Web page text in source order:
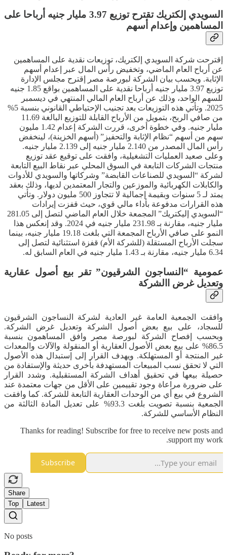
السويدي إلكتريك تقترح توزيع 3.97 مليار جنيه أرباحا على
المساهمين وإعدام أسهم
إقترحت شركة السويدي إلكتريك، توزيعات نقدية على المساهمين
عن أرباح العام الماضي، وتخفيض رأس المال عبر إعدام أسهم
الإثابة. وبحسب بيان الشركة لبورصة مصر إقترح مجلس الإدارة
توزيع 3.97 مليار جنيه أرباحا نقدية على المساهمين بواقع 1.85 جنيه
للسهم الواحد، وذلك عن أرباح العام المالي المنتهي في ديسمبر
2025. وتأتي هذه التوزيعات بعد تجنيب الإحتياطي القانوني بنسبة 5%
من صافي الربح، بتمويل من الأرباح القابلة للتوزيع البالغة 11.69
مليار جنيه. وفي خطوة أخرى، قررت الشركة إعدام 1.42 مليون
سهم من أسهم “نظام الإثابة والتحفيز” (أسهم الخزينة)، لينخفض
رأس المال المصدر من 2.140 مليار جنيه إلى 2.139 مليار جنيه.
وعلى صعيد العمليات التشغيلية، وافقت على توقيع عقد توزيع
منتجات الشركات التابعة في السوق المحلي عبر نقاط البيع التابعة
لشركة “السويدي للصناعات القابضة” وشركاتها والسويدي للأدوات
والكابلات الكهربائية والموزعين والتجار المعتمدين لديها، وذلك بعقد
يمتد لـ 5 سنوات وبقيمة إجمالية لا تتجاوز 500 مليون دولار. وتأتي
هذه القرارات مدفوعة بأداء مالي قوي، حيث قفزت إيرادات
“السويدي إليكتريك” المجمعة خلال العام الماضي لتصل إلى 281.05
مليار جنيه، مقارنة بـ 231.98 مليار جنيه في 2024. وقد إنعكس هذا
النمو على صافي الأرباح المجمعة التي بلغت 19.18 مليار جنيه، بينما
سجلت الأرباح المستقلة (للشركة الأم) قفزة استثنائية لتصل إلى
6.34 مليار جنيه، مقارنة بـ 1.43 مليار جنيه في العام السابق له.
عمومية “النساجون الشرقيون” تقر بيع أصول عقارية
وتعديل غرض االشركة
وافقت الجمعية العامة غير العادية لشركة النساجون الشرقيون
للسجاد، على بيع بعض أصول الشركة وتعديل غرض الشركة.
وبحسب إفصاح الشركة لبورصة مصر وافق المساهمون بنسبة
86.5% على بيع بعض الأصول العقارية أو المنقولة والآلات والمعدات
غير المنتجة أو المستهلكة. ويهدف القرار إلى إستبدال هذه الأصول
التي لا تحقق نسب المبيعات المستهدفة بأخرى حديثة والإستفادة من
حصيلة بيعها في تحقيق أهداف الشركة المستقبلية. وشدد القرار
على ضرورة مراعاة وجود تقييمين على الأقل من جهات معتمدة عند
الشروع في بيع أي من الوحدات العقارية التابعة للشركة. كما وافقت
الجمعية بنسبة تصويت بلغت 93.3% على تعديل المادة الثالثة من
النظام الأساسي للشركة.
Thanks for reading! Subscribe for free to receive new posts and
support my work.
Subscribe
Share
Top
Latest
No posts